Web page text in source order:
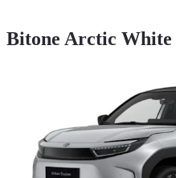
Bitone Arctic White